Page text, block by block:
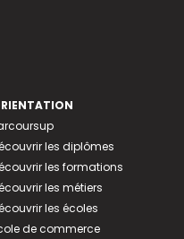
les diplômes
les formations
les métiers
les écoles
de commerce